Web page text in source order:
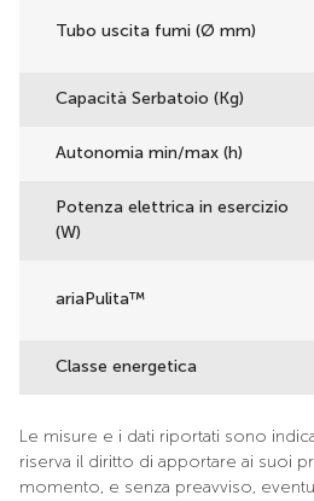
Tubo uscita fumi (Ø mm)
Capacità Serbatoio (Kg)
Autonomia min/max (h)
Potenza elettrica in esercizio
(W)
ariaPulita™
Classe energetica
Le misure e i dati riportati sono
riserva il diritto di apportare ai suoi
momento, e senza preavviso,